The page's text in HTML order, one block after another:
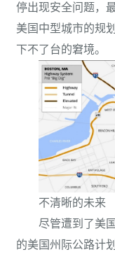
停出现安全问题，
美国中型城市的规
下不了台的窘境。
不清晰的未来
尽管遭到了美
的美国州际公路计